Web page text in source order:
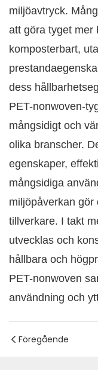
miljöavtryck.
att göra tyget mer
komposterbart,
dess
PET-nonwoven-
mångsidigt och
olika branscher.
egenskaper,
mångsidiga
miljöpåverkan
tillverkare. I takt
utvecklas och
hållbara och
PET-nonwoven
användning och
Föregående